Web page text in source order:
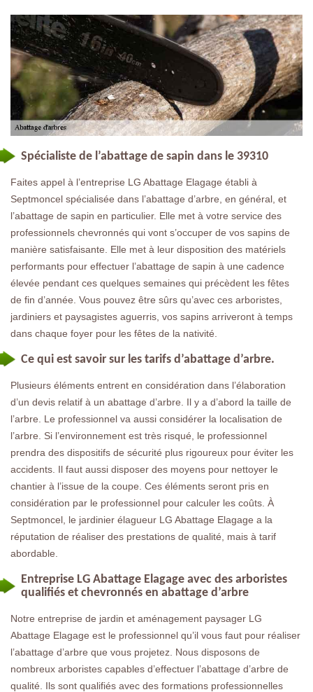
Spécialiste de l’abattage de sapin dans le 39310
Faites appel à l’entreprise LG Abattage Elagage établi à
Septmoncel spécialisée dans l’abattage d’arbre, en général, et
l’abattage de sapin en particulier. Elle met à votre service des
professionnels chevronnés qui vont s’occuper de vos sapins de
manière satisfaisante. Elle met à leur disposition des matériels
performants pour effectuer l’abattage de sapin à une cadence
élevée pendant ces quelques semaines qui précèdent les fêtes
de fin d’année. Vous pouvez être sûrs qu’avec ces arboristes,
jardiniers et paysagistes aguerris, vos sapins arriveront à temps
dans chaque foyer pour les fêtes de la nativité.
Ce qui est savoir sur les tarifs d’abattage d’arbre.
Plusieurs éléments entrent en considération dans l’élaboration
d’un devis relatif à un abattage d’arbre. Il y a d’abord la taille de
l’arbre. Le professionnel va aussi considérer la localisation de
l’arbre. Si l’environnement est très risqué, le professionnel
prendra des dispositifs de sécurité plus rigoureux pour éviter les
accidents. Il faut aussi disposer des moyens pour nettoyer le
chantier à l’issue de la coupe. Ces éléments seront pris en
considération par le professionnel pour calculer les coûts. À
Septmoncel, le jardinier élagueur LG Abattage Elagage a la
réputation de réaliser des prestations de qualité, mais à tarif
abordable.
Entreprise LG Abattage Elagage avec des arboristes
qualifiés et chevronnés en abattage d’arbre
Notre entreprise de jardin et aménagement paysager LG
Abattage Elagage est le professionnel qu’il vous faut pour réaliser
l’abattage d’arbre que vous projetez. Nous disposons de
nombreux arboristes capables d’effectuer l’abattage d’arbre de
qualité. Ils sont qualifiés avec des formations professionnelles